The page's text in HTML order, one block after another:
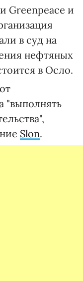
Greenpeace и
в суд на
нефтяных
в Осло.
"выполнять
Slon.